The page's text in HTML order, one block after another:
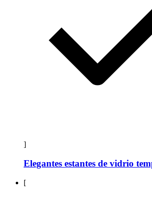
]
Elegantes estantes de vidrio
[